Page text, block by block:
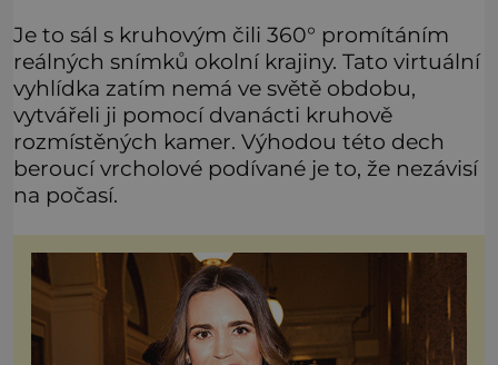
Je to sál s kruhovým čili 360° promítáním
reálných snímků okolní krajiny. Tato virtuální
vyhlídka zatím nemá ve světě obdobu,
vytvářeli ji pomocí dvanácti kruhově
rozmístěných kamer. Výhodou této dech
beroucí vrcholové podívané je to, že nezávisí
na počasí.